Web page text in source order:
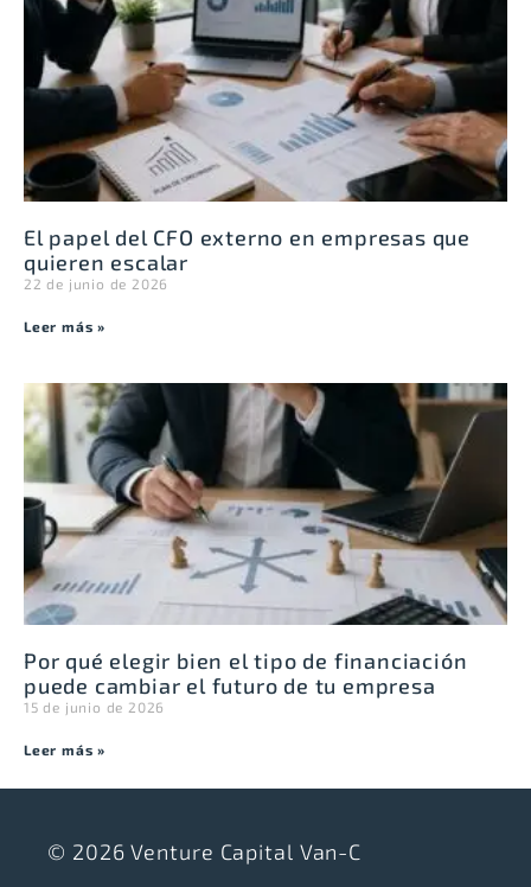
El papel del CFO externo en empresas que
quieren escalar
22 de junio de 2026
Leer más »
Por qué elegir bien el tipo de financiación
puede cambiar el futuro de tu empresa
15 de junio de 2026
Leer más »
© 2026 Venture Capital Van-C